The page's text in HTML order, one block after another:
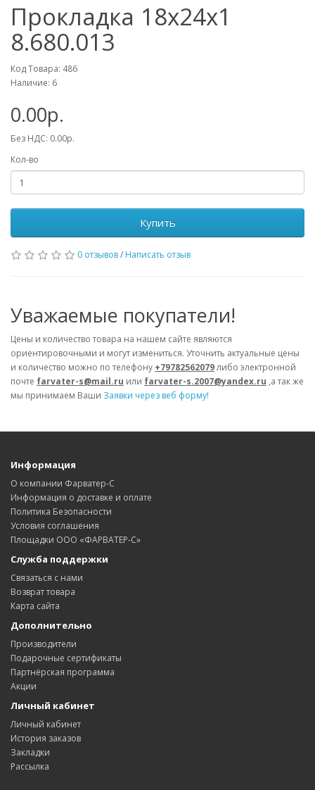
Прокладка 18х24х1
8.680.013
Код Товара: 486
Наличие: 6
0.00р.
Без НДС: 0.00р.
Кол-во
Купить
0 отзывов/ Написать отзыв
Уважаемые покупатели!
Цены и количество товара на нашем сайте являются
ориентировочными и могут измениться. Уточнить актуальные цены
и количество можно по телефону +79782562079либо электронной
почте farvater-s@mail.ru или farvater-s.2007@yandex.ru ,а так же
мы принимаем Ваши Заявки через веб форму!
Информация
О компании Фарватер-С
Информация о доставке и оплате
Политика Безопасности
Условия соглашения
Площадки ООО «ФАРВАТЕР-С»
Служба поддержки
Связаться с нами
Возврат товара
Карта сайта
Дополнительно
Производители
Подарочные сертификаты
Партнёрская программа
Акции
Личный кабинет
Личный кабинет
История заказов
Закладки
Рассылка